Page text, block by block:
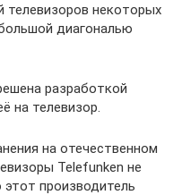
телевизоров некоторых
диагональю
разработкой
на телевизор.
на отечественном
Telefunken не
производитель